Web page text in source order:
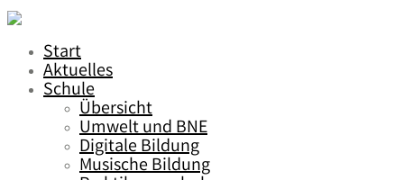
Start
Aktuelles
Schule
Übersicht
Umwelt und BNE
Digitale Bildung
Musische Bildung